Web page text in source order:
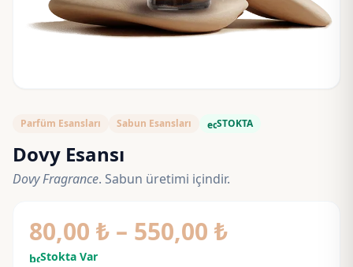
Parfüm Esansları Sabun Esansları ecoSTOKTA
Dovy Esansı
Dovy Fragrance. Sabun üretimi içindir.
80,00 ₺ – 550,00 ₺Fiyat
boltStokta Var